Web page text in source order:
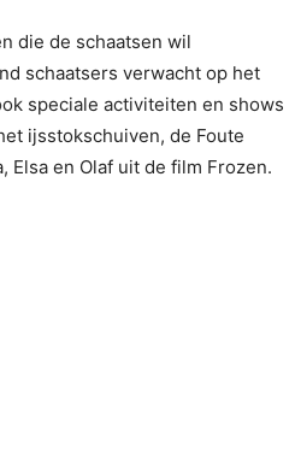
die de schaatsen wil
schaatsers verwacht op het
speciale activiteiten en shows
ijsstokschuiven, de Foute
Elsa en Olaf uit de film Frozen.